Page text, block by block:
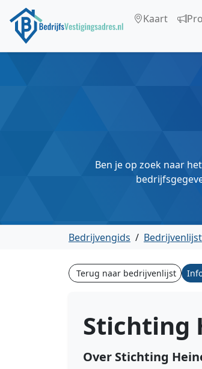
Kaart
Ben je op zoek naar
Bedrijvengids / Bedrijvenlijst
Terug naar bedrijvenlijst
Stichting
Over Stichting